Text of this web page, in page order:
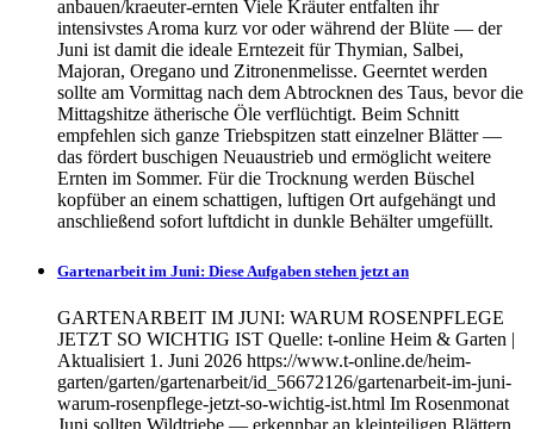
anbauen/kraeuter-ernten Viele Kräuter entfalten ihr
intensivstes Aroma kurz vor oder während der Blüte — der
Juni ist damit die ideale Erntezeit für Thymian, Salbei,
Majoran, Oregano und Zitronenmelisse. Geerntet werden
sollte am Vormittag nach dem Abtrocknen des Taus, bevor die
Mittagshitze ätherische Öle verflüchtigt. Beim Schnitt
empfehlen sich ganze Triebspitzen statt einzelner Blätter —
das fördert buschigen Neuaustrieb und ermöglicht weitere
Ernten im Sommer. Für die Trocknung werden Büschel
kopfüber an einem schattigen, luftigen Ort aufgehängt und
anschließend sofort luftdicht in dunkle Behälter umgefüllt.
Gartenarbeit im Juni: Diese Aufgaben stehen jetzt an
GARTENARBEIT IM JUNI: WARUM ROSENPFLEGE
JETZT SO WICHTIG IST Quelle: t-online Heim & Garten |
Aktualisiert 1. Juni 2026 https://www.t-online.de/heim-
garten/garten/gartenarbeit/id_56672126/gartenarbeit-im-juni-
warum-rosenpflege-jetzt-so-wichtig-ist.html Im Rosenmonat
Juni sollten Wildtriebe — erkennbar an kleinteiligen Blättern